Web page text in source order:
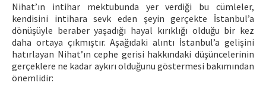
Nihat’ın intihar mektubunda yer verdiği bu cümleler,
kendisini intihara sevk eden şeyin gerçekte İstanbul’a
dönüşüyle beraber yaşadığı hayal kırıklığı olduğu bir kez
daha ortaya çıkmıştır. Aşağıdaki alıntı İstanbul’a gelişini
hatırlayan Nihat’ın cephe gerisi hakkındaki düşüncelerinin
gerçeklere ne kadar aykırı olduğunu göstermesi bakımından
önemlidir: